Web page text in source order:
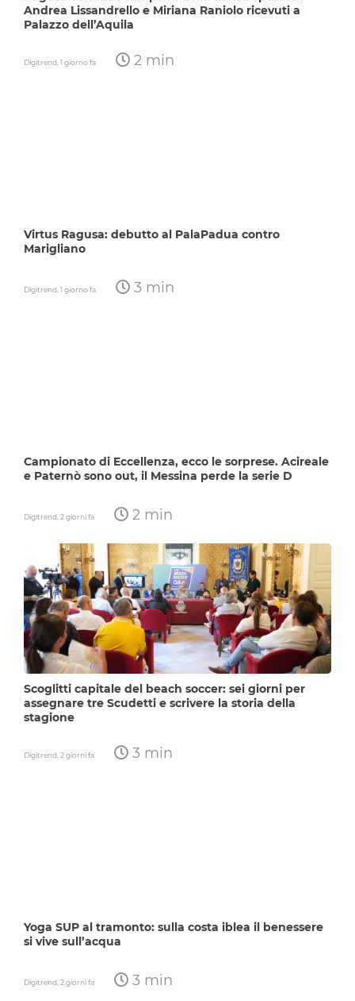
Andrea Lissandrello e Miriana Raniolo ricevuti a
Palazzo dell’Aquila
Digitrend, 1 giorno fa 2 min
Virtus Ragusa: debutto al PalaPadua contro
Marigliano
Digitrend, 1 giorno fa 3 min
Campionato di Eccellenza, ecco le sorprese. Acireale
e Paternò sono out, il Messina perde la serie D
Digitrend, 2 giorni fa 2 min
Scoglitti capitale del beach soccer: sei giorni per
assegnare tre Scudetti e scrivere la storia della
stagione
Digitrend, 2 giorni fa 3 min
Yoga SUP al tramonto: sulla costa iblea il benessere
si vive sull’acqua
Digitrend, 2 giorni fa 3 min